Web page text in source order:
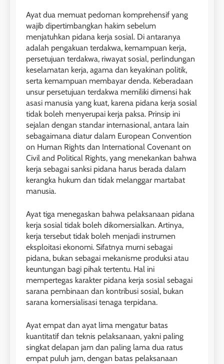
Ayat dua memuat pedoman komprehensif yang
wajib dipertimbangkan hakim sebelum
menjatuhkan pidana kerja sosial. Di antaranya
adalah pengakuan terdakwa, kemampuan kerja,
persetujuan terdakwa, riwayat sosial, perlindungan
keselamatan kerja, agama dan keyakinan politik,
serta kemampuan membayar denda. Keberadaan
unsur persetujuan terdakwa memiliki dimensi hak
asasi manusia yang kuat, karena pidana kerja sosial
tidak boleh menyerupai kerja paksa. Prinsip ini
sejalan dengan standar internasional, antara lain
sebagaimana diatur dalam European Convention
on Human Rights dan International Covenant on
Civil and Political Rights, yang menekankan bahwa
kerja sebagai sanksi pidana harus berada dalam
kerangka hukum dan tidak melanggar martabat
manusia.
Ayat tiga menegaskan bahwa pelaksanaan pidana
kerja sosial tidak boleh dikomersialkan. Artinya,
kerja tersebut tidak boleh menjadi instrumen
eksploitasi ekonomi. Sifatnya murni sebagai
pidana, bukan sebagai mekanisme produksi atau
keuntungan bagi pihak tertentu. Hal ini
mempertegas karakter pidana kerja sosial sebagai
sarana pembinaan dan kontribusi sosial, bukan
sarana komersialisasi tenaga terpidana.
Ayat empat dan ayat lima mengatur batas
kuantitatif dan teknis pelaksanaan, yakni paling
singkat delapan jam dan paling lama dua ratus
empat puluh jam, dengan batas pelaksanaan